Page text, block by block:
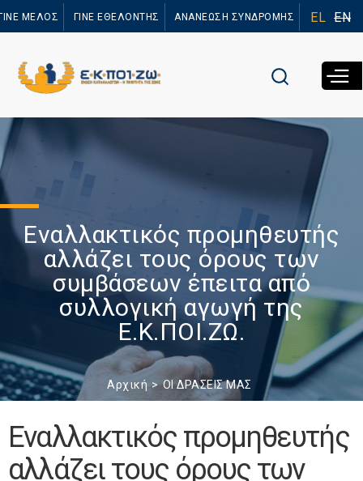
προς το
ΜΕΛΟΣ ΓΙΝΕ ΕΘΕΛΟΝΤΗΣ ΑΝΑΝΕΩΣΗ ΣΥΝΔΡΟΜΗΣ EL EN
Εναλλακτικός προμηθευτής
αλλάζει τους όρους των
συμβάσεων έπειτα από
συλλογική αγωγή της
Ε.Κ.ΠΟΙ.ΖΩ.
Αρχική ΟΙ ΔΡΑΣΕΙΣ ΜΑΣ
Εναλλακτικός προμηθευτής
αλλάζει τους όρους των